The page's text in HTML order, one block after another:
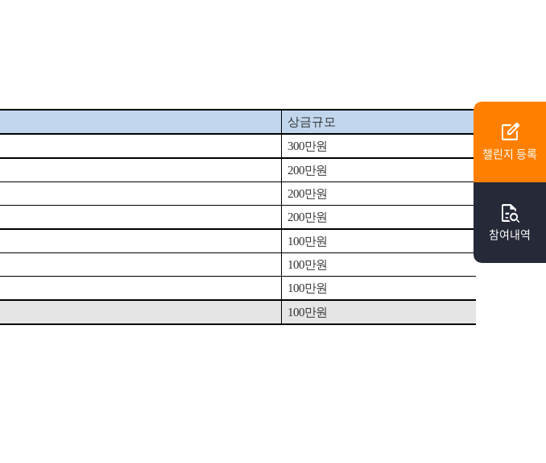
edit_square
챌린지 등록
quick_reference_all
참여내역
상금규모
300만원
200만원
200만원
200만원
100만원
100만원
100만원
100만원